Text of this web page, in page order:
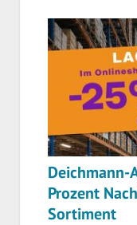
Prozent
Sortiment